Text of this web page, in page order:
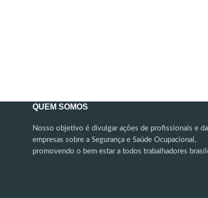
QUEM SOMOS
Nosso objetivo é divulgar ações de profissionais e
empresas sobre a Segurança e Saúde Ocupacional,
promovendo o bem estar a todos trabalhadores